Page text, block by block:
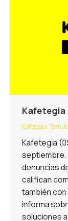
Kafetegia,
Kafetegia
septiembre.
denuncias
califican
también
informa
soluciones